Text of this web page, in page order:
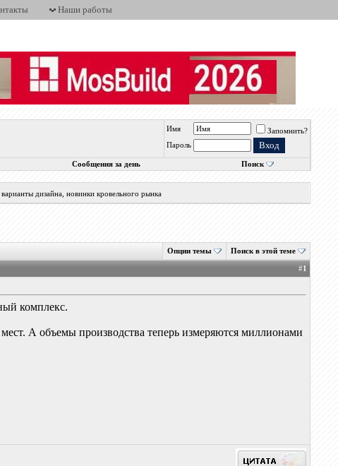
Наши работы
Имя
Запомнить?
Пароль
Сообщения за день Поиск
дизайна, новинки кровельного рынка
Опции темы Поиск в этой теме
#1
комплекс.
А объемы производства теперь измеряются миллионами